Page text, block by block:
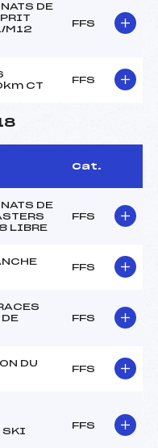
DE
M12
FFS
CT
FFS
Cat.
DE
LIBRE
FFS
FFS
FFS
DU
FFS
SKI
FFS